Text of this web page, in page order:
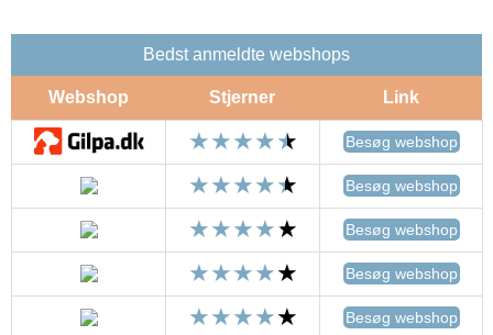
Bedst anmeldte webshops
Webshop Stjerner Link
Besøg webshop
Besøg webshop
Besøg webshop
Besøg webshop
Besøg webshop